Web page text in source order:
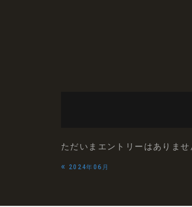
ただいまエントリーはありませ
« 2024年06月